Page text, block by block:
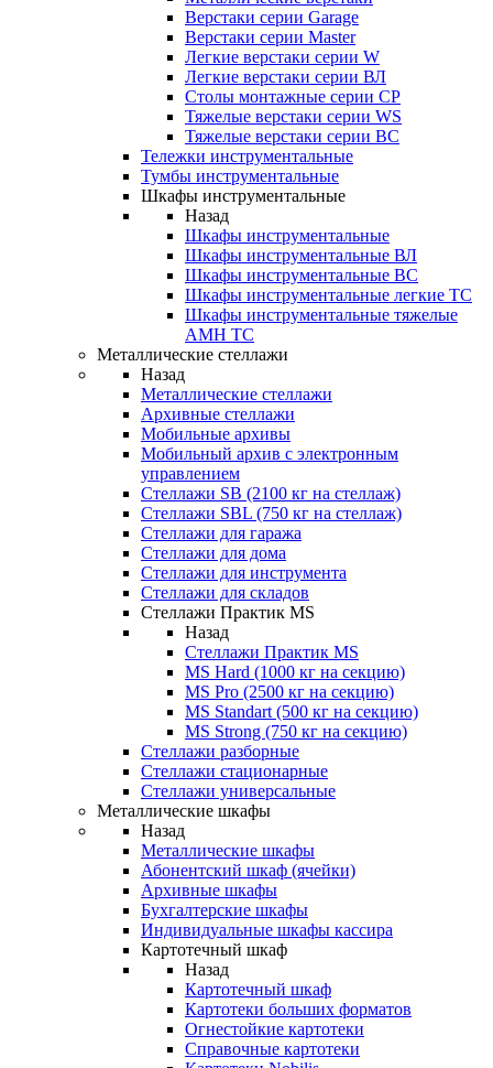
Верстаки серии Garage
Верстаки серии Master
Легкие верстаки серии W
Легкие верстаки серии ВЛ
Столы монтажные серии СР
Тяжелые верстаки серии WS
Тяжелые верстаки серии ВС
Тележки инструментальные
Тумбы инструментальные
Шкафы инструментальные
Назад
Шкафы инструментальные
Шкафы инструментальные ВЛ
Шкафы инструментальные ВС
Шкафы инструментальные легкие ТС
Шкафы инструментальные тяжелые
AMH TC
Металлические стеллажи
Назад
Металлические стеллажи
Архивные стеллажи
Мобильные архивы
Мобильный архив с электронным
управлением
Стеллажи SB (2100 кг на стеллаж)
Стеллажи SBL (750 кг на стеллаж)
Стеллажи для гаража
Стеллажи для дома
Стеллажи для инструмента
Стеллажи для складов
Стеллажи Практик MS
Назад
Стеллажи Практик MS
MS Hard (1000 кг на секцию)
MS Pro (2500 кг на секцию)
MS Standart (500 кг на секцию)
MS Strong (750 кг на секцию)
Стеллажи разборные
Стеллажи стационарные
Стеллажи универсальные
Металлические шкафы
Назад
Металлические шкафы
Абонентский шкаф (ячейки)
Архивные шкафы
Бухгалтерские шкафы
Индивидуальные шкафы кассира
Картотечный шкаф
Назад
Картотечный шкаф
Картотеки больших форматов
Огнестойкие картотеки
Справочные картотеки